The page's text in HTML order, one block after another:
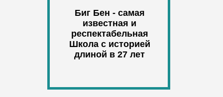
Биг Бен - самая
известная и
респектабельная
Школа с историей
длиной в 27 лет
6-10 лет